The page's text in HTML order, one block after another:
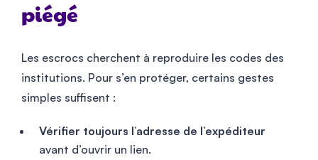
piégé
Les escrocs cherchent à reproduire les codes des
institutions. Pour s’en protéger, certains gestes
simples suffisent :
Vérifier toujours l’adresse de l’expéditeur
avant d’ouvrir un lien.